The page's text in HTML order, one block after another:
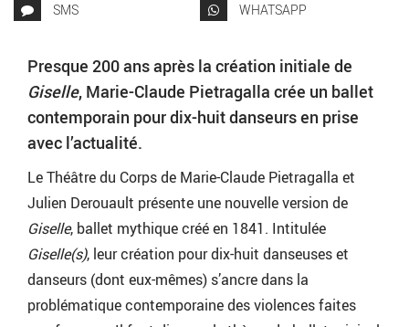
SMS
WHATSAPP
Presque 200 ans après la création initiale de
Giselle, Marie-Claude Pietragalla crée un ballet
contemporain pour dix-huit danseurs en prise
avec l’actualité.
Le Théâtre du Corps de Marie-Claude Pietragalla et
Julien Derouault présente une nouvelle version de
Giselle, ballet mythique créé en 1841. Intitulée
Giselle(s), leur création pour dix-huit danseuses et
danseurs (dont eux-mêmes) s’ancre dans la
problématique contemporaine des violences faites